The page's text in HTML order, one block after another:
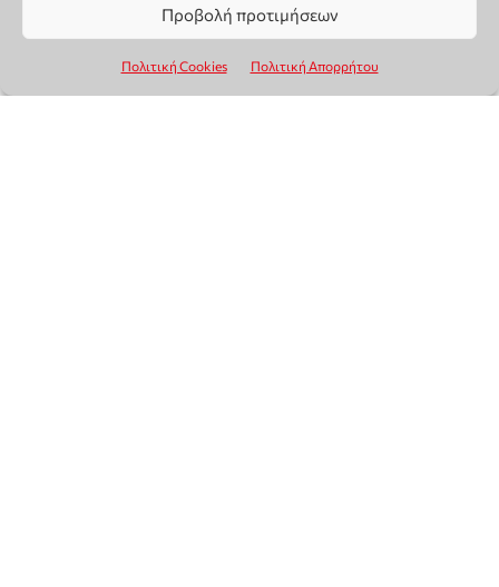
Προβολή προτιμήσεων
Πολιτική Cookies Πολιτική Απορρήτου